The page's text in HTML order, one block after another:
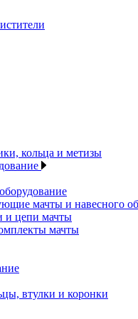
кольца и метизы
мачты и навесного
и цепи мачты
мачты
втулки и коронки